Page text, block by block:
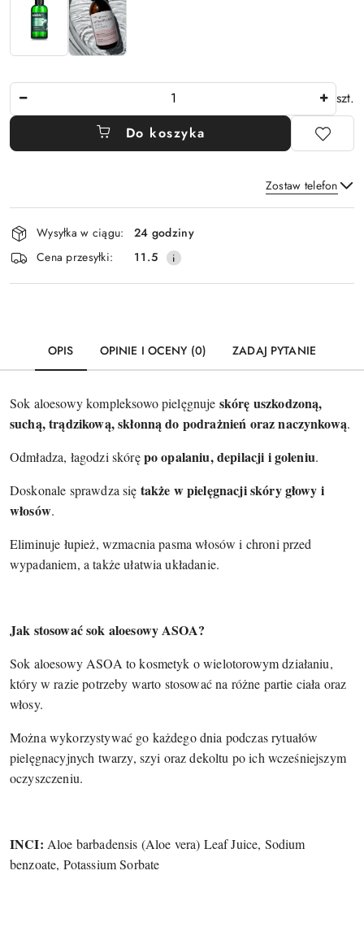
szt.
Do koszyka
Zostaw telefon
Wyślij
Dostępność
i
dostawa
Wysyłka w ciągu:
24 godziny
Cena przesyłki:
11.5
OPIS OPINIE I OCENY (0) ZADAJ PYTANIE
Sok aloesowy kompleksowo pielęgnuje skórę uszkodzoną,
suchą, trądzikową, skłonną do podrażnień oraz naczynkową.
Odmładza, łagodzi skórępo opalaniu, depilacji i goleniu.
Doskonale sprawdza się także w pielęgnacji skóry głowy i
włosów.
Eliminuje łupież, wzmacnia pasma włosów i chroni przed
wypadaniem, a także ułatwia układanie.
Jak stosować sok aloesowy ASOA?
Sok aloesowy ASOA to kosmetyk o wielotorowym działaniu,
który w razie potrzeby warto stosować na różne partie ciała oraz
włosy.
Można wykorzystywać go każdego dnia podczas rytuałów
pielęgnacyjnych twarzy, szyi oraz dekoltu po ich wcześniejszym
oczyszczeniu.
INCI: Aloe barbadensis (Aloe vera) Leaf Juice, Sodium
benzoate, Potassium Sorbate